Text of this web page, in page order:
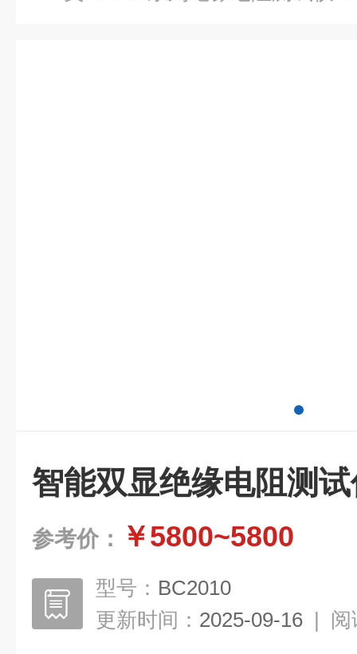
智能双显绝缘电阻测
参考价： ￥5800~5800
型号： BC2010
更新时间： 2025-09-16 | 阅